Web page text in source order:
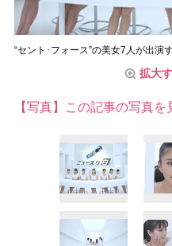
“セント･フォース”の美女7人が出演
拡大
【写真】この記事の写真を